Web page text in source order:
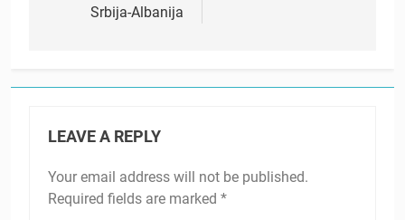
Srbija-Albanija
LEAVE A REPLY
Your email address will not be published.
Required fields are marked *